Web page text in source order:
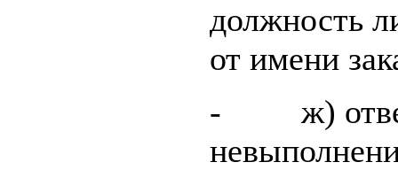
должность
от имени
- ж)